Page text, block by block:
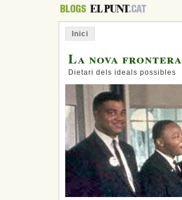
Inici
La nova frontera
Dietari dels ideals possibles